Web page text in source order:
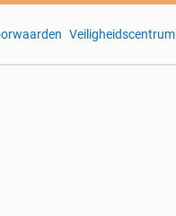
Veiligheidscentrum